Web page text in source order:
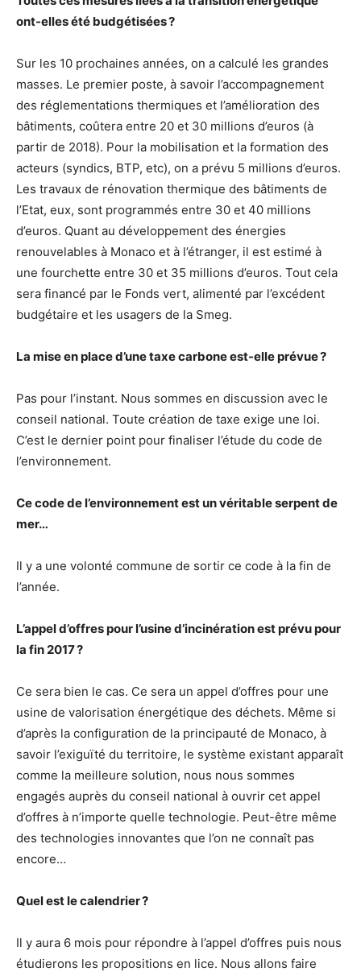
ont-elles été budgétisées ?
Sur les 10 prochaines années, on a calculé les grandes
masses. Le premier poste, à savoir l’accompagnement
des réglementations thermiques et l’amélioration des
bâtiments, coûtera entre 20 et 30 millions d’euros (à
partir de 2018). Pour la mobilisation et la formation des
acteurs (syndics, BTP, etc), on a prévu 5 millions d’euros.
Les travaux de rénovation thermique des bâtiments de
l’Etat, eux, sont programmés entre 30 et 40 millions
d’euros. Quant au développement des énergies
renouvelables à Monaco et à l’étranger, il est estimé à
une fourchette entre 30 et 35 millions d’euros. Tout cela
sera financé par le Fonds vert, alimenté par l’excédent
budgétaire et les usagers de la Smeg.
La mise en place d’une taxe carbone est-elle prévue ?
Pas pour l’instant. Nous sommes en discussion avec le
conseil national. Toute création de taxe exige une loi.
C’est le dernier point pour finaliser l’étude du code de
l’environnement.
Ce code de l’environnement est un véritable serpent de
mer…
Il y a une volonté commune de sortir ce code à la fin de
l’année.
L’appel d’offres pour l’usine d’incinération est prévu pour
la fin 2017 ?
Ce sera bien le cas. Ce sera un appel d’offres pour une
usine de valorisation énergétique des déchets. Même si
d’après la configuration de la principauté de Monaco, à
savoir l’exiguïté du territoire, le système existant apparaît
comme la meilleure solution, nous nous sommes
engagés auprès du conseil national à ouvrir cet appel
d’offres à n’importe quelle technologie. Peut-être même
des technologies innovantes que l’on ne connaît pas
encore…
Quel est le calendrier ?
Il y aura 6 mois pour répondre à l’appel d’offres puis nous
étudierons les propositions en lice. Nous allons faire